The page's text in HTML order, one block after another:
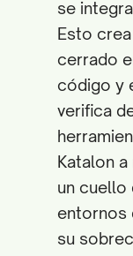
se
Esto
cerrado
código y
verifica
Katalon
un cuello
entornos
su